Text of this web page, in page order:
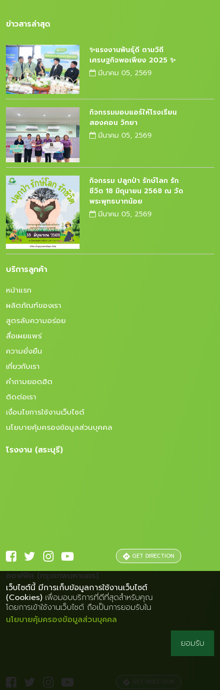
ข่าวสารล่าสุด
✨แรงงานพันธุ์ดี ตามวิถี
เศรษฐกิจพอเพียง 2025 ✨
มีนาคม 05, 2569
กิจกรรมมอบแอร์ให้โรงเรียน
สองคอน วิทยา
มีนาคม 05, 2569
กิจกรรม ปลูกป่า รักษ์โลก รัก
ชีวิต 18 มิถุนายน 2568 ณ วัด
พระพุทธบาทน้อย
มีนาคม 05, 2569
บริการลูกค้า
หน้าแรก
ผลิตภัณฑ์ของเรา
สูตรลับความอร่อย
สื่อเผยแพร่
ความยั่งยืน
เกี่ยวกับเรา
คำถามยอดฮิต
ติดต่อเรา
เงื่อนไขการใช้งานเว็บไซต์
นโยบายคุ้มครองข้อมูลส่วนบุคคล
โรงงาน (สระบุรี)
GET DIRECTION
ออฟฟิศ (กรุงเทพมหานคร)
GET DIRECTION
เว็บไซต์นี้ มีการเก็บข้อมูลการใช้งานเว็บไซต์
(Cookies) เพื่อมอบบริการที่ดีที่สุดสำหรับคุณ
โดยการเข้าใช้งานเว็บไซต์ ถือเป็นการยอมรับใน
นโยบายคุ้มครองข้อมูลส่วนบุคคล
ยอมรับ